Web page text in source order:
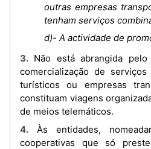
outras empresas
tenham serviços
d)- A actividade de
3. Não está abrangida pelo n.º 1 do artigo 5.º a
comercialização de
turísticos ou empresas
constituam viagens
de meios telemáticos.
4. Às entidades, nomeadamente associações e
cooperativas que só